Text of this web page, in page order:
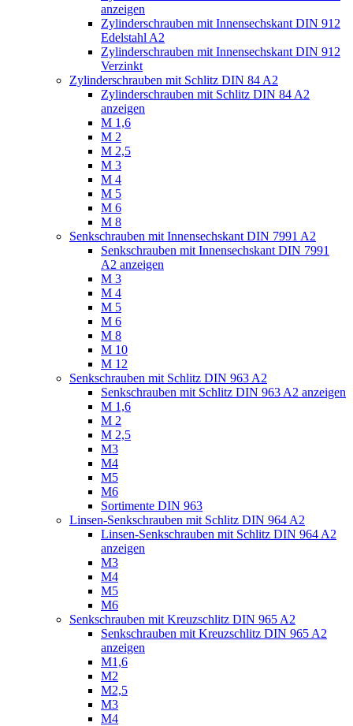
anzeigen
Zylinderschrauben mit Innensechskant DIN 912
Edelstahl A2
Zylinderschrauben mit Innensechskant DIN 912
Verzinkt
Zylinderschrauben mit Schlitz DIN 84 A2
Zylinderschrauben mit Schlitz DIN 84 A2
anzeigen
M 1,6
M 2
M 2,5
M 3
M 4
M 5
M 6
M 8
Senkschrauben mit Innensechskant DIN 7991 A2
Senkschrauben mit Innensechskant DIN 7991
A2 anzeigen
M 3
M 4
M 5
M 6
M 8
M 10
M 12
Senkschrauben mit Schlitz DIN 963 A2
Senkschrauben mit Schlitz DIN 963 A2 anzeigen
M 1,6
M 2
M 2,5
M3
M4
M5
M6
Sortimente DIN 963
Linsen-Senkschrauben mit Schlitz DIN 964 A2
Linsen-Senkschrauben mit Schlitz DIN 964 A2
anzeigen
M3
M4
M5
M6
Senkschrauben mit Kreuzschlitz DIN 965 A2
Senkschrauben mit Kreuzschlitz DIN 965 A2
anzeigen
M1,6
M2
M2,5
M3
M4